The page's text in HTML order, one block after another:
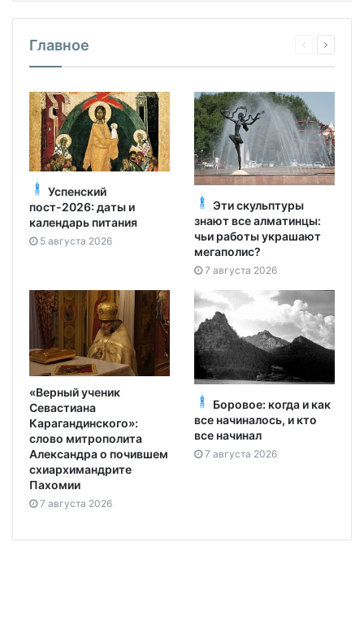
Главное
Успенский
пост-2026: даты и
календарь питания
5 августа 2026
Эти скульптуры
знают все алматинцы:
чьи работы украшают
мегаполис?
7 августа 2026
«Верный ученик
Севастиана
Карагандинского»:
слово митрополита
Александра о почившем
схиархимандрите
Пахомии
7 августа 2026
Боровое: когда и как
все начиналось, и кто
все начинал
7 августа 2026